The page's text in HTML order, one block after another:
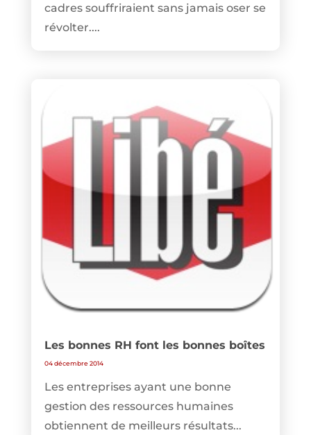
cadres souffriraient sans jamais oser se
révolter....
Les bonnes RH font les bonnes boîtes
04 décembre 2014
Les entreprises ayant une bonne
gestion des ressources humaines
obtiennent de meilleurs résultats...